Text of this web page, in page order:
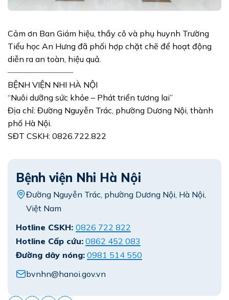
Cảm ơn Ban Giám hiệu, thầy cô và phụ huynh Trường
Tiểu học An Hưng đã phối hợp chặt chẽ để hoạt động
diễn ra an toàn, hiệu quả.
————————
BỆNH VIỆN NHI HÀ NỘI
“Nuôi dưỡng sức khỏe – Phát triển tương lai”
Địa chỉ: Đường Nguyễn Trác, phường Dương Nội, thành
phố Hà Nội.
SĐT CSKH: 0826.722.822
Bệnh viện Nhi Hà Nội
Đường Nguyễn Trác, phường Dương Nội, Hà Nội,
Việt Nam
Hotline CSKH: 0826 722 822
Hotline Cấp cứu: 0862 452 083
Đường dây nóng: 0981 514 550
bvnhn@hanoi.gov.vn